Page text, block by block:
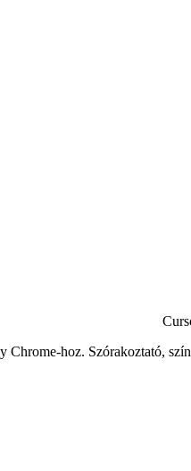
hoz. Szórakoztató,